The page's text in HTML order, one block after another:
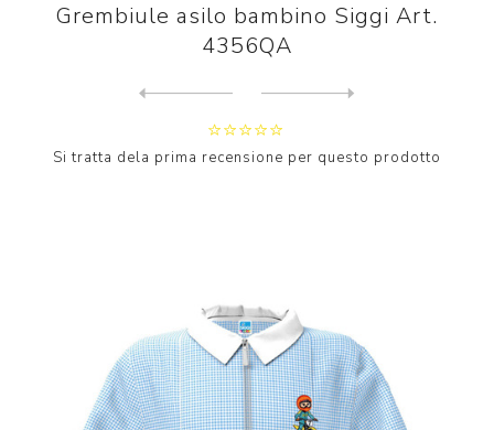
Grembiule asilo bambino Siggi Art.
4356QA
Si tratta dela prima recensione per questo prodotto